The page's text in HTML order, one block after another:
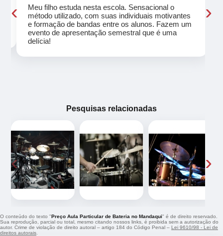
Meu filho estuda nesta escola. Sensacional o
método utilizado, com suas individuais motivantes
e formação de bandas entre os alunos. Fazem um
evento de apresentação semestral que é uma
delícia!
‹ ›
Pesquisas relacionadas
‹ ›
O conteúdo do texto "Preço Aula Particular de Bateria no Mandaqui" é de direito reservado.
Sua reprodução, parcial ou total, mesmo citando nossos links, é proibida sem a autorização do
autor. Crime de violação de direito autoral – artigo 184 do Código Penal – Lei 9610/98 - Lei de
direitos autorais